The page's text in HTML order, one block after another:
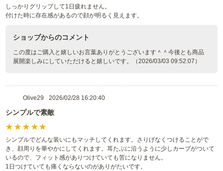
しっかりグリップして1日疲れません。
付けた時に存在感があるので顔が明るく見えます。
ショップからのコメント
この度はご購入と嬉しいお言葉ありがとうございます＾＾今後とも商品
展開楽しみにしていただけると嬉しいです。（2026/03/03 09:52:07）
Olive29 2026/02/28 16:20:40
シンプルで素敵
シンプルでどんな装いにもマッチしてくれます。さりげなくつけることがで
き、顔周りを華やかにしてくれます。耳たぶに沿うように少しカーブがついて
いるので、フィット感がありつけていても苦になりません。
1日つけていても痛くならないのがありがたいです。